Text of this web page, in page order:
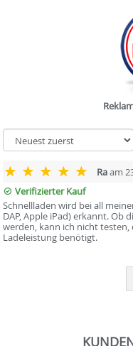
Raam
Verifizierter Kauf
Schnellladen wird bei all
DAP, Apple iPad) erkannt. Ob
werden, kann ich nicht testen,
Ladeleistung benötigt.